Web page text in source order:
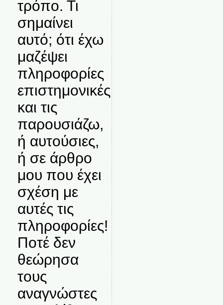
τρόπο. Τι
σημαίνει
αυτό; ότι έχω
μαζέψει
πληροφορίες
επιστημονικές
και τις
παρουσιάζω,
ή αυτούσιες,
ή σε άρθρο
μου που έχει
σχέση με
αυτές τις
πληροφορίες!
Ποτέ δεν
θεώρησα
τους
αναγνώστες